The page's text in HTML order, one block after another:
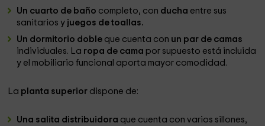
Un cuarto de baño completo, con ducha entre sus
sanitarios y juegos de toallas.
Un dormitorio doble que cuenta con un par de camas
individuales. La ropa de cama por supuesto está incluida
y el mobiliario funcional aporta mayor comodidad.
La planta superior dispone de:
Una salita distribuidora que cuenta con varios sillones,